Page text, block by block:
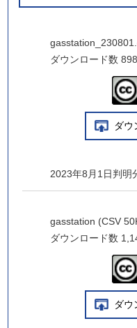
ダウンロード数
ダウ
2023年8月1日判明
gasstation (CSV
ダウンロード数
ダウ